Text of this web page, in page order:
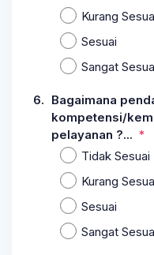
Kurang
Sesuai
Sangat
6. Bagaimana
kompetensi/
pelayanan ?...
Tidak Sesuai
Kurang
Sesuai
Sangat